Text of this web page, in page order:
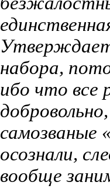
набора,
ибо что все
самозваные
осознали,
вообще